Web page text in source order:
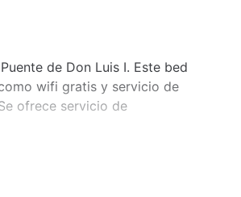
de Don Luis I. Este bed
wifi gratis y servicio de
ofrece servicio de